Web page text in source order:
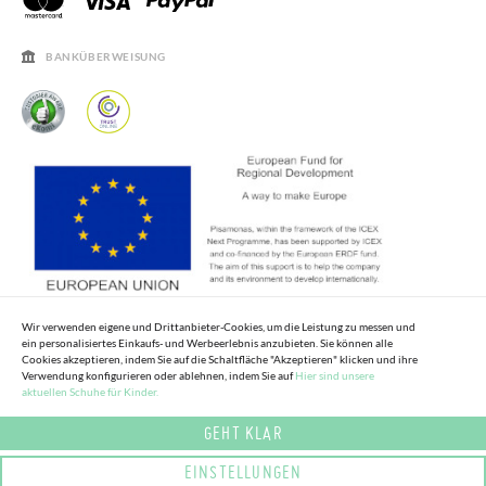
SALE
ÖFFNUNGSZEITEN
HÄUFIGKEIT DER BEANTWORTUNG VON FRAGEN
BANKÜBERWEISUNG
Wir verwenden eigene und Drittanbieter-Cookies, um die Leistung zu messen und
ein personalisiertes Einkaufs- und Werbeerlebnis anzubieten. Sie können alle
Cookies akzeptieren, indem Sie auf die Schaltfläche "Akzeptieren" klicken und ihre
Verwendung konfigurieren oder ablehnen, indem Sie aufHier sind unsere
aktuellen Schuhe für Kinder.
GEHT KLAR
EINSTELLUNGEN